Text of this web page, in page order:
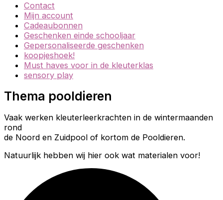
Contact
Mijn account
Cadeaubonnen
Geschenken einde schooljaar
Gepersonaliseerde geschenken
koopjeshoek!
Must haves voor in de kleuterklas
sensory play
Thema pooldieren
Vaak werken kleuterleerkrachten in de wintermaanden
rond
de Noord en Zuidpool of kortom de Pooldieren.
Natuurlijk hebben wij hier ook wat materialen voor!